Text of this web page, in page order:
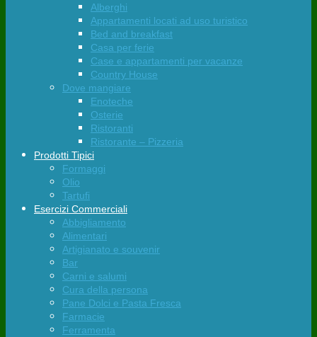
Alberghi
Appartamenti locati ad uso turistico
Bed and breakfast
Casa per ferie
Case e appartamenti per vacanze
Country House
Dove mangiare
Enoteche
Osterie
Ristoranti
Ristorante – Pizzeria
Prodotti Tipici
Formaggi
Olio
Tartufi
Esercizi Commerciali
Abbigliamento
Alimentari
Artigianato e souvenir
Bar
Carni e salumi
Cura della persona
Pane Dolci e Pasta Fresca
Farmacie
Ferramenta